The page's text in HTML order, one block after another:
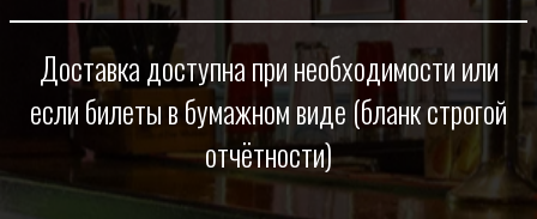
Доставка доступна при необходимости или
если билеты в бумажном виде (бланк строгой
отчётности)